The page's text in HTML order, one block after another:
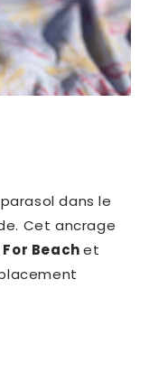
dans le
Cet ancrage
For Beachet